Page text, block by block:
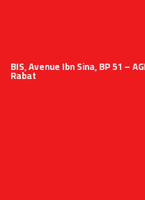
51 BIS, Avenue Ibn Sina, BP 51
Rabat